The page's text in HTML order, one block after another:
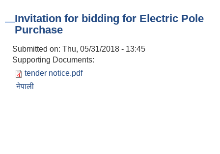
Invitation for bidding for Electric Pole
Purchase
Submitted on: Thu, 05/31/2018 - 13:45
Supporting Documents:
tender notice.pdf
नेपाली